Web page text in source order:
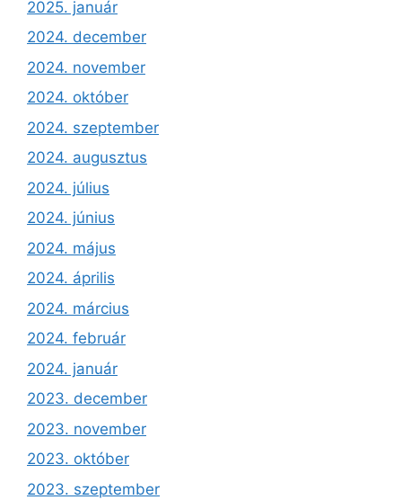
2025. január
2024. december
2024. november
2024. október
2024. szeptember
2024. augusztus
2024. július
2024. június
2024. május
2024. április
2024. március
2024. február
2024. január
2023. december
2023. november
2023. október
2023. szeptember